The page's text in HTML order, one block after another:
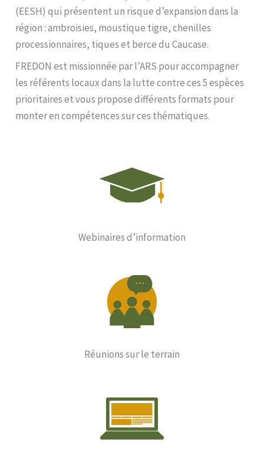
(EESH) qui présentent un risque d’expansion dans la
région : ambroisies, moustique tigre, chenilles
processionnaires, tiques et berce du Caucase.
FREDON est missionnée par l’ARS pour accompagner
les référents locaux dans la lutte contre ces 5 espèces
prioritaires et vous propose différents formats pour
monter en compétences sur ces thématiques.
Webinaires d’information
Réunions sur le terrain